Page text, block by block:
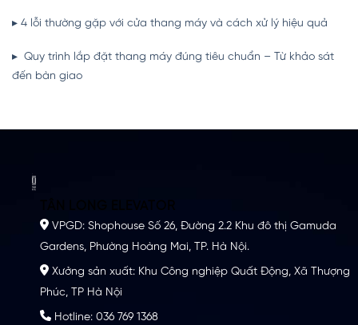
▸ 4 lỗi thường gặp với cửa thang máy và cách xử lý hiệu quả
▸ Quy trình lắp đặt thang máy đúng tiêu chuẩn – Từ khảo sát
đến bàn giao
TÂN LONG ELEVATOR
VPGD: Shophouse Số 26, Đường 2.2 Khu đô thị Gamuda
Gardens, Phường Hoàng Mai, TP. Hà Nội.
Xưởng sản xuất: Khu Công nghiệp Quất Động, Xã Thượng
Phúc, TP Hà Nội
Hotline: 036 769 1368